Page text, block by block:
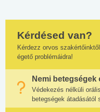
Kérdésed van?
Kérdezz orvos
égető problémáidra!
Nemi betegségek
Védekezés nélküli
betegségek átadásától